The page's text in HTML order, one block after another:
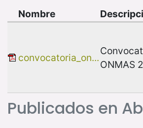
Publicados en
Nombre
convocatoria_on...
ONMAS